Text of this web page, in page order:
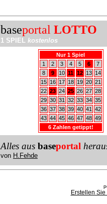
baseportal LOTTO
1 SPIEL kostenlos
Nur 1 Spiel
1
2 3 4 5 6
7
8
9 10 11 12 13
14
15
16 17 18 19 20 21
22 23 24 25 26 27 28
29 30 31 32 33 34 35
36 37 38 39 40 41
42
43 44 45 46 47 48 49
6 Zahlen getippt!
Alles aus baseportal
von H.Fehde
Erstellen